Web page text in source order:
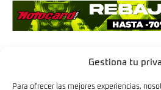
Gestiona tu
Para ofrecer las mejores experiencias,
hasta 8,4 kW de